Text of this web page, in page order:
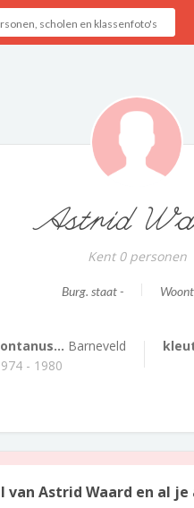
Astrid
Kent 0 personen
Burg. staat -
Barneveld
- 1980
Astrid Waard en al